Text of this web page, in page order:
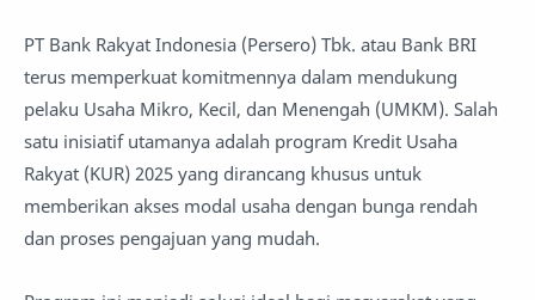
PT Bank Rakyat Indonesia (Persero) Tbk. atau Bank BRI
terus memperkuat komitmennya dalam mendukung
pelaku Usaha Mikro, Kecil, dan Menengah (UMKM). Salah
satu inisiatif utamanya adalah program Kredit Usaha
Rakyat (KUR) 2025 yang dirancang khusus untuk
memberikan akses modal usaha dengan bunga rendah
dan proses pengajuan yang mudah.